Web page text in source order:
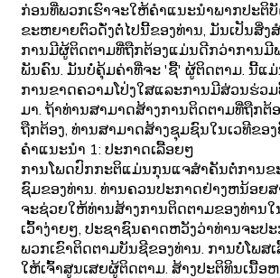
ກ່ອນທີ່ພວກເຮົາຈະໃຫ້ຄໍາແນະນໍາພາກປະຕິ
ຂະຫຍາຍຕົວດັ່ງຕໍ່ໄປນີ້ຂອງທ່ານ, ມັນເປັນສິ່ງ
ການມີຜູ້ຕິດຕາມທີ່ຖືກຕ້ອງແມ່ນດີກວ່າການມີ
ພັນຄົນ. ມັນບໍ່ຄຸ້ມຄ່າທີ່ຈະ 'ຊື້' ຜູ້ຕິດຕາມ. ນີ້ແມ່
ການຂາດຄວາມໂປ່ງໃສແລະການມີສ່ວນຮ່ວ
ມາ. ຖ້າທ່ານສາມາດສ້າງການຕິດຕາມທີ່ຖືກຕ້
ຖືກຕ້ອງ, ທ່ານສາມາດສ້າງຊຸມຊົນໃນເວທີຂອ
ຄໍາແນະນໍາ 1: ປະກາດເລື້ອຍໆ
ການໂພດປົກກະຕິແມ່ນກຸນແຈສໍາຄັນຕໍ່ການ
ຊົມຂອງທ່ານ. ທ່ານຄວນປະກາດຢ່າງຫນ້ອຍສ
ຈະຊ່ວຍໃຫ້ທ່ານສ້າງການຕິດຕາມຂອງທ່ານໃ
ເວົ້າງ່າຍໆ, ປະຊາຊົນຄາດຫວັງວ່າທ່ານຈະປ
ພວກເຂົາຕິດຕາມບັນຊີຂອງທ່ານ. ການບໍ່ໂພສ
ໃຫ້ເຈົ້າສູນເສຍຜູ້ຕິດຕາມ. ສ້າງປະຕິທິນເນື້ອຫ